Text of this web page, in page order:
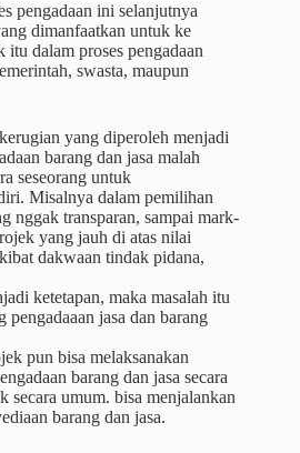
pengadaan ini selanjutnya
dimanfaatkan untuk ke
itu dalam proses pengadaan
swasta, maupun
yang diperoleh menjadi
barang dan jasa malah
seseorang untuk
Misalnya dalam pemilihan
nggak transparan, sampai mark-
yang jauh di atas nilai
dakwaan tindak pidana,
ketetapan, maka masalah itu
pengadaaan jasa dan barang
pun bisa melaksanakan
barang dan jasa secara
secara umum. bisa menjalankan
barang dan jasa.